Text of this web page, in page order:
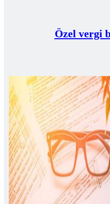
Özel vergi